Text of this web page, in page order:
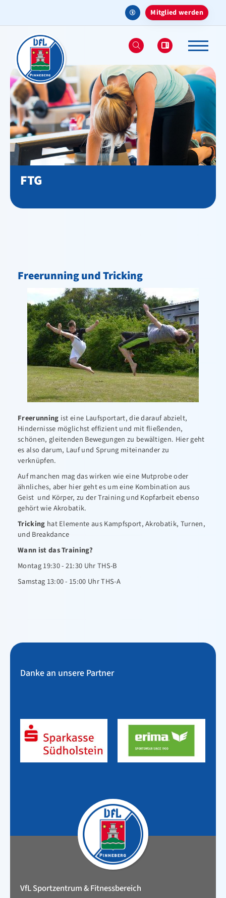
Mitglied werden
FTG
Freerunning und Tricking
Freerunning ist eine Laufsportart, die darauf abzielt,
Hindernisse möglichst effizient und mit fließenden,
schönen, gleitenden Bewegungen zu bewältigen. Hier geht
es also darum, Lauf und Sprung miteinander zu
verknüpfen.
Auf manchen mag das wirken wie eine Mutprobe oder
ähnliches, aber hier geht es um eine Kombination aus
Geist und Körper, zu der Training und Kopfarbeit ebenso
gehört wie Akrobatik.
Tricking hat Elemente aus Kampfsport, Akrobatik, Turnen,
und Breakdance
Wann ist das Training?
Montag 19:30 - 21:30 Uhr THS-B
Samstag 13:00 - 15:00 Uhr THS-A
Danke an unsere Partner
VfL Sportzentrum & Fitnessbereich
Aktuelles
Verein
Sportangebote
Deinen Sport finden
Ballsport
Kindersport
Fun- und Jugendsport
Trampolin
Freerunning & Tricking
Einrad- & Hocheinrad
Fitness in der Halle
Freizeitsport Erwachsene
Trainingszeiten
Präventions- / Reha-Sport
Leichtathletik
Schwimmen
Sportabzeichen
Triathlon
Kontakt